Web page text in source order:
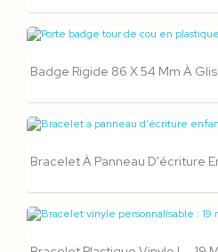
Badge Rigide 86 X 54 Mm À
Bracelet À Panneau D'écriture